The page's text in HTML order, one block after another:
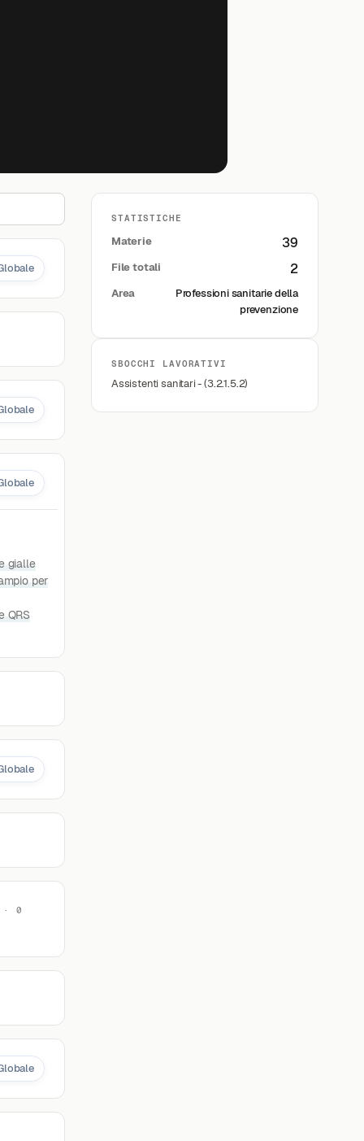
gialle
per
QRS
· 0
STATISTICHE
Materie 39
File totali 2
Area
Professioni sanitarie della
prevenzione
SBOCCHI LAVORATIVI
Assistenti sanitari - (3.2.1.5.2)